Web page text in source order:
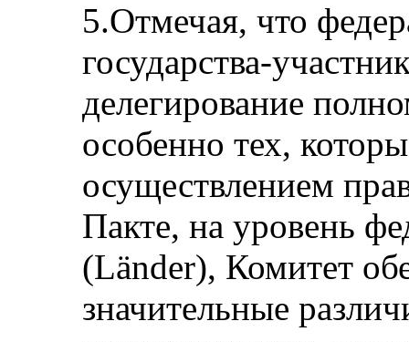
5.Отмечая, что
государства-
делегирование
особенно тех,
осуществлением
Пакте, на уровень
(Länder), Комитет
значительные